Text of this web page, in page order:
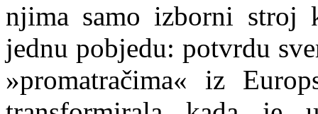
njima samo izborni
jednu pobjedu: potvrdu
»promatračima« iz